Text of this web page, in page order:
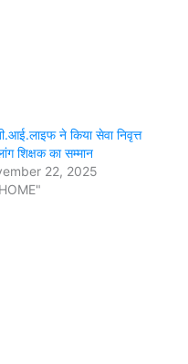
ने किया सेवा निवृत्त
शिक्षक का सम्मान
22, 2025